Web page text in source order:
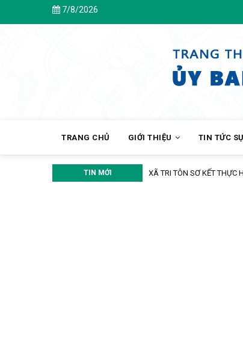
7/8/2026
NAVIGATION
TRANG CHỦ GIỚI THIỆU TIN TỨC
TIN MỚI XÃ TRI TÔN SƠ KẾT THỰC